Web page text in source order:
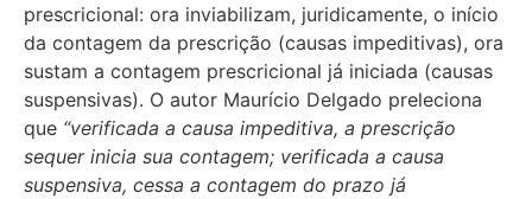
prescricional: ora inviabilizam, juridicamente, o início
da contagem da prescrição (causas impeditivas), ora
sustam a contagem prescricional já iniciada (causas
suspensivas). O autor Maurício Delgado preleciona
que “verificada a causa impeditiva, a prescrição
sequer inicia sua contagem; verificada a causa
suspensiva, cessa a contagem do prazo já